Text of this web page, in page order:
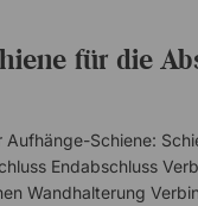
für die
Schiene:
Endabschluss
Wandhalterung